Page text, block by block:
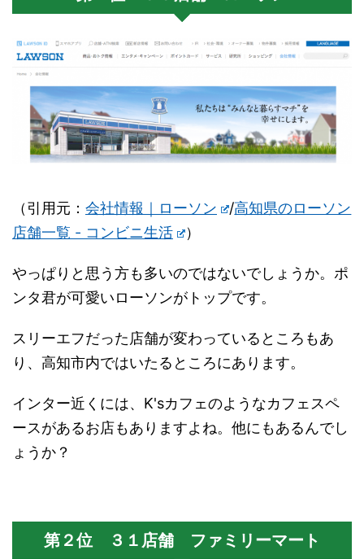
（引用元： 会社情報｜ローソン /高知県のローソン
店舗一覧 - コンビニ生活
）
やっぱりと思う方も多いのではないでしょうか。ポ
ンタ君が可愛いローソンがトップです。
スリーエフだった店舗が変わっているところもあ
り、高知市内ではいたるところにあります。
インター近くには、K'sカフェのようなカフェスペ
ースがあるお店もありますよね。他にもあるんでし
ょうか？
第２位 ３１店舗 ファミリーマート